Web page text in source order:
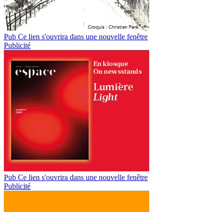
Pub Ce lien s'ouvrira dans une nouvelle fenêtre
Publicité
Pub Ce lien s'ouvrira dans une nouvelle fenêtre
Publicité